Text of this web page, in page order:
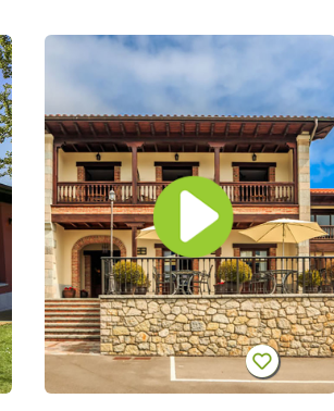
Hotel
rural El
Pagadín